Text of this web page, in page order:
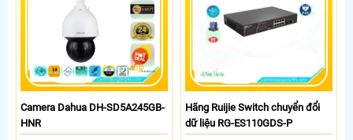
Camera Dahua DH-SD5A245GB-
HNR
Hãng Ruijie Switch chuyển đổi
dữ liệu RG-ES110GDS-P